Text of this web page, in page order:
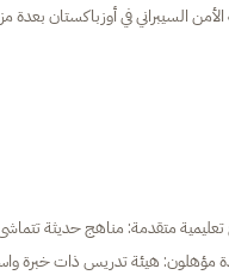
الأمن السيبراني في أوزباكستان بعدة
تعليمية متقدمة: مناهج حديثة
مؤهلون: هيئة تدريس ذات خبرة